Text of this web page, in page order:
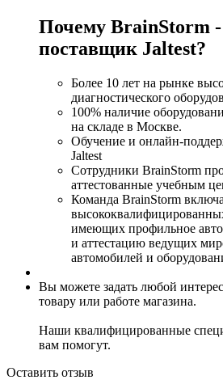
Почему BrainStorm
поставщик Jaltest?
Более 10 лет на рынке
диагностического
100% наличие
на складе в Москве.
Обучение и онлайн-
Jaltest
Сотрудники BrainStorm
аттестованные учебным
Команда BrainStorm
имеющих профильное
и аттестацию ведущих
автомобилей и
Вы можете задать любой
товару или работе магазина.
Наши квалифицированные
вам помогут.
Оставить отзыв